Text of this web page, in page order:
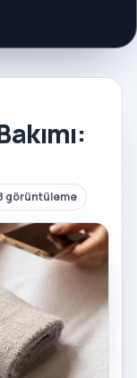
görüntüleme